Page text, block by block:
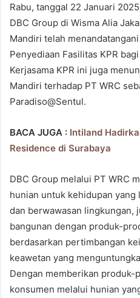
Rabu, tanggal 22 Januari
DBC Group di Wisma Alia
Mandiri telah
Penyediaan Fasilitas KPR
Kerjasama KPR ini juga
Mandiri terhadap PT WRC
Paradiso@Sentul.
BACA JUGA : Intiland
Residence di Surabaya
DBC Group melalui PT WRC
hunian untuk kehidupan yang
dan berwawasan lingkungan,
bangunan dengan produk-
berdasarkan pertimbangan
keawetan yang
Dengan memberikan produk-
konsumen melalui hunian